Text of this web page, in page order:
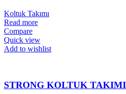
Koltuk Takımı
Read more
Compare
Quick view
Add to wishlist
STRONG KOLTUK TAKIMI